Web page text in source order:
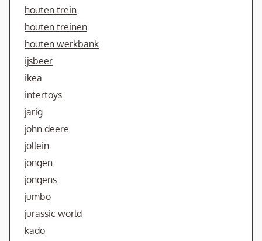
houten trein
houten treinen
houten werkbank
ijsbeer
ikea
intertoys
jarig
john deere
jollein
jongen
jongens
jumbo
jurassic world
kado